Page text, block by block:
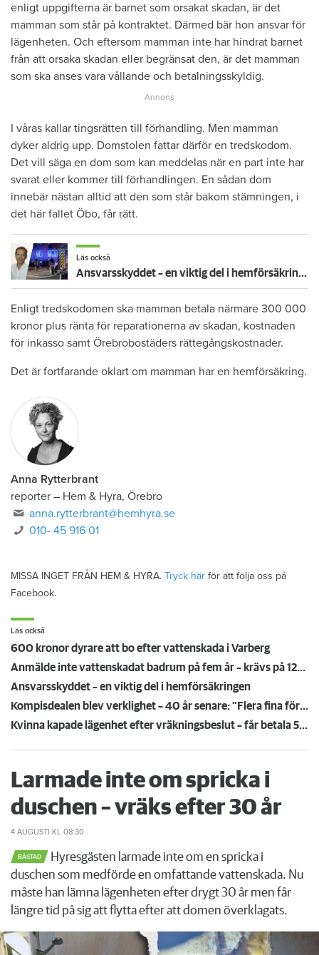
enligt uppgifterna är barnet som orsakat skadan, är det
mamman som står på kontraktet. Därmed bär hon ansvar för
lägenheten. Och eftersom mamman inte har hindrat barnet
från att orsaka skadan eller begränsat den, är det mamman
som ska anses vara vållande och betalningsskyldig.
I våras kallar tingsrätten till förhandling. Men mamman
dyker aldrig upp. Domstolen fattar därför en tredskodom.
Det vill säga en dom som kan meddelas när en part inte har
svarat eller kommer till förhandlingen. En sådan dom
innebär nästan alltid att den som står bakom stämningen, i
det här fallet Öbo, får rätt.
Läs också
Ansvarsskyddet – en viktig del i hemförsäkringen
Enligt tredskodomen ska mamman betala närmare 300 000
kronor plus ränta för reparationerna av skadan, kostnaden
för inkasso samt Örebrobostäders rättegångskostnader.
Det är fortfarande oklart om mamman har en hemförsäkring.
Anna Rytterbrant
reporter – Hem & Hyra, Örebro
anna.rytterbrant@hemhyra.se
010- 45 916 01
MISSA INGET FRÅN HEM & HYRA. Tryck här för att följa oss på
Facebook.
Läs också
600 kronor dyrare att bo efter vattenskada i Varberg
Anmälde inte vattenskadat badrum på fem år – krävs på 125 000 kronor
Ansvarsskyddet – en viktig del i hemförsäkringen
Kompisdealen blev verklighet – 40 år senare: "Flera fina fördelar med att dela bostad"
Kvinna kapade lägenhet efter vräkningsbeslut – får betala 50 000
Larmade inte om spricka i
duschen – vräks efter 30 år
4 AUGUSTI KL 08:30
BÅSTAD
Hyresgästen larmade inte om en spricka i
duschen som medförde en omfattande vattenskada. Nu
måste han lämna lägenheten efter drygt 30 år men får
längre tid på sig att flytta efter att domen överklagats.